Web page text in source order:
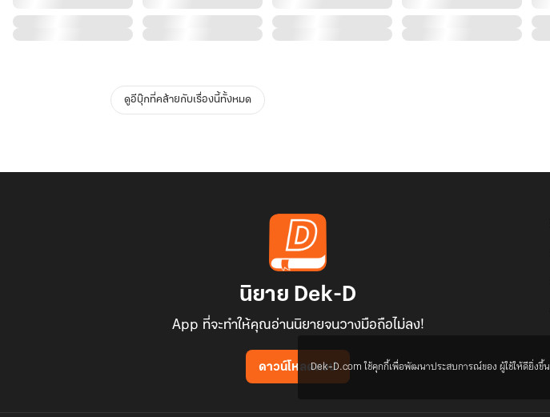
ดูอีบุ๊กที่คล้ายกับเรื่องนี้ทั้งหมด
นิยาย Dek-D
App ที่จะทำให้คุณอ่านนิยายจนวางมือถือไม่ลง!
ดาวน์โหลดแอปDek-D.com ใช้คุกกี้เพื่อพัฒนาประสบการณ์ของ ผู้ใช้ให้ดียิ่งขึ้น